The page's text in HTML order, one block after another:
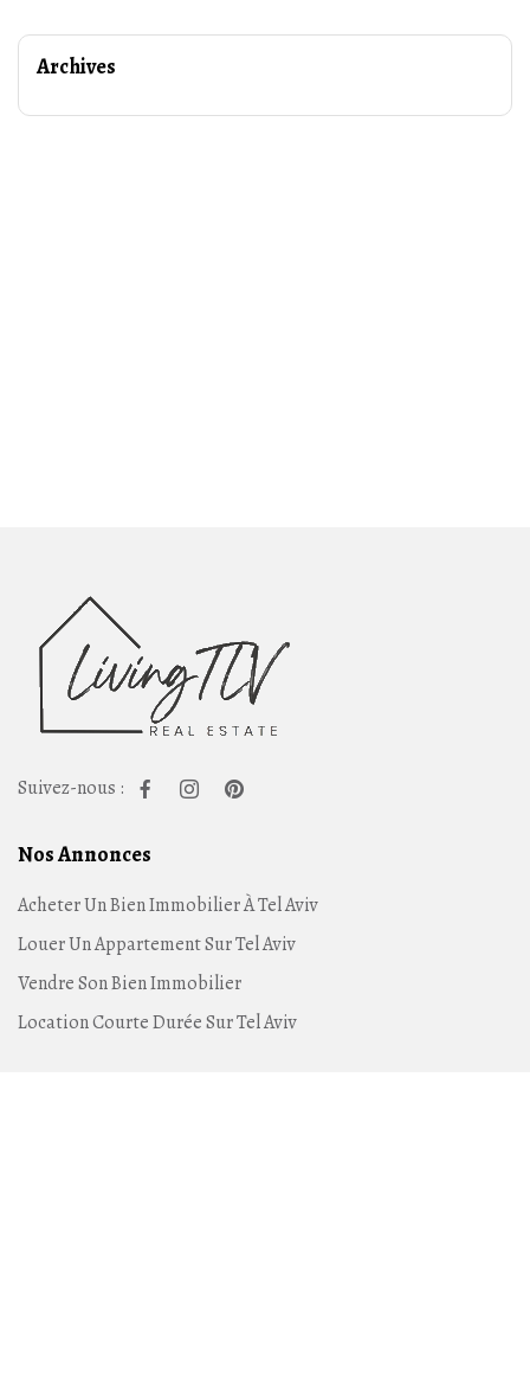
Archives
Suivez-nous :
Nos Annonces
Acheter Un Bien Immobilier À Tel Aviv
Louer Un Appartement Sur Tel Aviv
Vendre Son Bien Immobilier
Location Courte Durée Sur Tel Aviv